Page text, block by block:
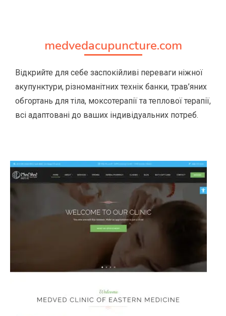
medvedacupuncture.com
Відкрийте для себе заспокійливі переваги ніжної
акупунктури, різноманітних технік банки, трав’яних
обгортань для тіла, моксотерапії та теплової терапії,
всі адаптовані до ваших індивідуальних потреб.